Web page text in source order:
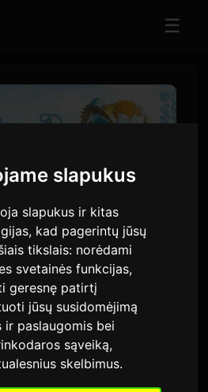
slapukus
slapukus ir kitas
kad pagerintų jūsų
tikslais: norėdami
svetainės funkcijas,
geresnę patirtį
jūsų susidomėjimą
ir paslaugomis bei
sąveiką,
skelbimus.
☰
skelbia
2026' turo
2026